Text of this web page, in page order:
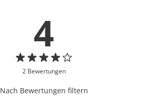
4
2 Bewertungen
Nach Bewertungen filtern